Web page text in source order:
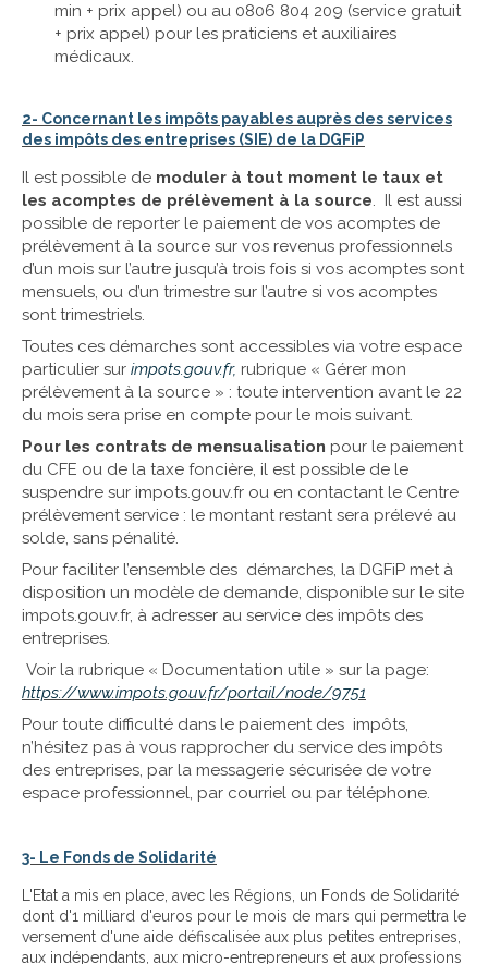
min + prix appel) ou au 0806 804 209 (service gratuit
+ prix appel) pour les praticiens et auxiliaires
médicaux.
2- Concernant les impôts payables auprès des services
des impôts des entreprises (SIE) de la DGFiP
Il est possible de moduler à tout moment le taux et
les acomptes de prélèvement à la source. Il est aussi
possible de reporter le paiement de vos acomptes de
prélèvement à la source sur vos revenus professionnels
d’un mois sur l’autre jusqu’à trois fois si vos acomptes sont
mensuels, ou d’un trimestre sur l’autre si vos acomptes
sont trimestriels.
Toutes ces démarches sont accessibles via votre espace
particulier sur impots.gouv.fr, rubrique « Gérer mon
prélèvement à la source » : toute intervention avant le 22
du mois sera prise en compte pour le mois suivant.
Pour les contrats de mensualisation pour le paiement
du CFE ou de la taxe foncière, il est possible de le
suspendre sur impots.gouv.fr ou en contactant le Centre
prélèvement service : le montant restant sera prélevé au
solde, sans pénalité.
Pour faciliter l’ensemble des démarches, la DGFiP met à
disposition un modèle de demande, disponible sur le site
impots.gouv.fr, à adresser au service des impôts des
entreprises.
Voir la rubrique « Documentation utile » sur la page:
https://www.impots.gouv.fr/portail/node/9751
Pour toute difficulté dans le paiement des impôts,
n’hésitez pas à vous rapprocher du service des impôts
des entreprises, par la messagerie sécurisée de votre
espace professionnel, par courriel ou par téléphone.
3- Le Fonds de Solidarité
L'Etat a mis en place, avec les Régions, un Fonds de Solidarité
dont d'1 milliard d'euros pour le mois de mars qui permettra le
versement d'une aide défiscalisée aux plus petites entreprises,
aux indépendants, aux micro-entrepreneurs et aux professions